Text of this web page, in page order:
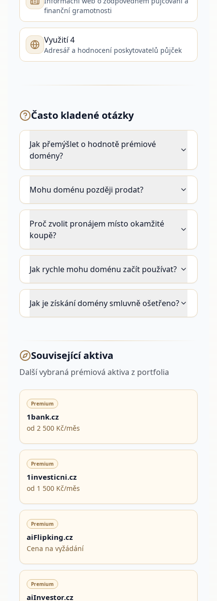
finanční gramotnosti
Využití 4
Adresář a hodnocení poskytovatelů půjček
Často kladené otázky
Jak přemýšlet o hodnotě prémiové
domény?
Mohu doménu později prodat?
Proč zvolit pronájem místo okamžité
koupě?
Jak rychle mohu doménu začít používat?
Jak je získání domény smluvně ošetřeno?
Související aktiva
Další vybraná prémiová aktiva z portfolia
Premium
1bank.cz
od 2 500 Kč/měs
Premium
1investicni.cz
od 1 500 Kč/měs
Premium
aiFlipking.cz
Cena na vyžádání
Premium
aiInvestor.cz